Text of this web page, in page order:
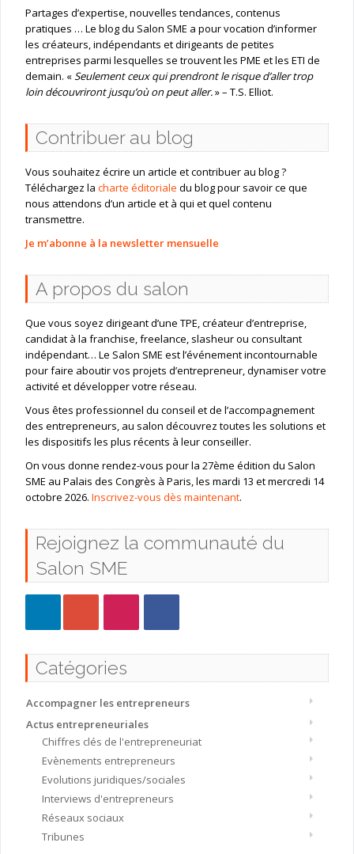
Partages d’expertise, nouvelles tendances, contenus
pratiques … Le blog du Salon SME a pour vocation d’informer
les créateurs, indépendants et dirigeants de petites
entreprises parmi lesquelles se trouvent les PME et les ETI de
demain. «Seulement ceux qui prendront le risque d’aller trop
loin découvriront jusqu’où on peut aller.» – T.S. Elliot.
Contribuer au blog
Vous souhaitez écrire un article et contribuer au blog ?
Téléchargez la charte éditoriale du blog pour savoir ce que
nous attendons d’un article et à qui et quel contenu
transmettre.
Je m’abonne à la newsletter mensuelle
A propos du salon
Que vous soyez dirigeant d’une TPE, créateur d’entreprise,
candidat à la franchise, freelance, slasheur ou consultant
indépendant… Le Salon SME est l’événement incontournable
pour faire aboutir vos projets d’entrepreneur, dynamiser votre
activité et développer votre réseau.
Vous êtes professionnel du conseil et de l’accompagnement
des entrepreneurs, au salon découvrez toutes les solutions et
les dispositifs les plus récents à leur conseiller.
On vous donne rendez-vous pour la 27ème édition du Salon
SME au Palais des Congrès à Paris, les mardi 13 et mercredi 14
octobre 2026. Inscrivez-vous dès maintenant.
Rejoignez la communauté du
Salon SME
Catégories
Accompagner les entrepreneurs
Actus entrepreneuriales
Chiffres clés de l'entrepreneuriat
Evènements entrepreneurs
Evolutions juridiques/sociales
Interviews d'entrepreneurs
Réseaux sociaux
Tribunes